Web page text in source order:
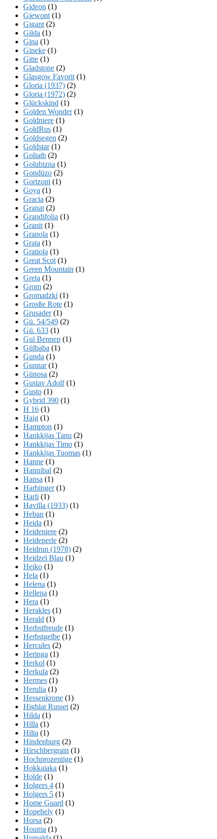
Gideon (1)
Giewont (1)
Gigant (2)
Gilda (1)
Gina (1)
Gineke (1)
Gitte (1)
Gladstone (2)
Glasgow Favorit (1)
Gloria (1937) (2)
Gloria (1972) (2)
Glückskind (1)
Golden Wonder(1)
Goldniere (1)
GoldRus (1)
Goldsegen (2)
Goldstar(1)
Goliath (2)
Golubizna (1)
Gondüzo (2)
Gorizont (1)
Goya (1)
Gracia (2)
Granat (2)
Grandifolia (1)
Granit (1)
Granola (1)
Grata (1)
Gratiola (1)
Great Scot (1)
Green Mountain (1)
Greta (1)
Grom (2)
Gromadzki (1)
Grosße Rote (1)
Grusader(1)
Gü. 54/549 (2)
Gü. 633 (1)
Gul Bennep (1)
Gülbaba (1)
Gunda (1)
Gunnar(1)
Günosa (2)
Gustav Adolf(1)
Gusto (1)
Gybrid 390 (1)
H 16 (1)
Haig (1)
Hampton (1)
Hankkijas Tanu (2)
Hankkijas Timo (1)
Hankkijas Tuomas (1)
Hanne (1)
Hannibal (2)
Hansa (1)
Harbinger(1)
Harli (1)
Havilla (1933) (1)
Heban (1)
Heida (1)
Heideniere (2)
Heideperle (2)
Heidrun (1978) (2)
Heidzel Blau (1)
Heiko (1)
Hela (1)
Helena (1)
Hellena (1)
Hera (1)
Herakles (1)
Herald (1)
Herbstfreude (1)
Herbstgelbe (1)
Hercules (2)
Heringa (1)
Herkol (1)
Herkula (2)
Hermes (1)
Herulia (1)
Hessenkrone (1)
Highlat Russet (2)
Hilda (1)
Hilla (1)
Hilta (1)
Hindenburg (2)
Hirschbergrain (1)
Hochprozentige (1)
Hokkaiaka (1)
Holde (1)
Holgers 4 (1)
Holgers 5 (1)
Home Guard (1)
Hopehely (1)
Horsa (2)
Houma (1)